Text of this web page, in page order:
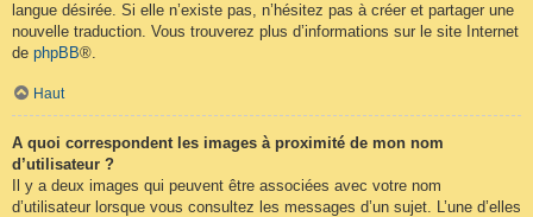
langue désirée. Si elle n’existe pas, n’hésitez pas à créer et partager une
nouvelle traduction. Vous trouverez plus d’informations sur le site Internet
de phpBB®.
Haut
A quoi correspondent les images à proximité de mon nom
d’utilisateur ?
Il y a deux images qui peuvent être associées avec votre nom
d’utilisateur lorsque vous consultez les messages d’un sujet. L’une d’elles